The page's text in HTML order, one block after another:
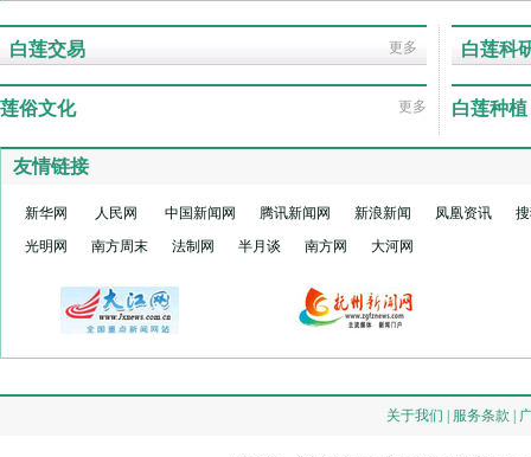
更多
白莲交易
更多
莲俗文化
白莲科
白莲种植
友情链接
新华网 人民网 中国新闻网 腾讯新闻网 新浪新闻 凤凰资讯
光明网
南方周末 法制网 半月谈 南方网 大河网
关于我们 | 服务条款 |